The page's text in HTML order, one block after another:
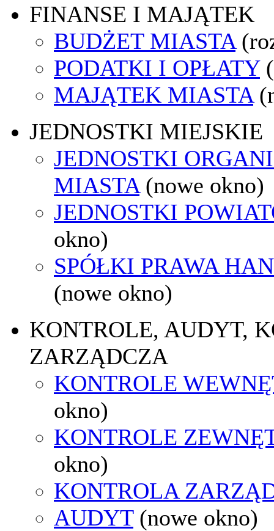
FINANSE I MAJĄTEK
BUDŻET MIASTA
PODATKI I OPŁATY
MAJĄTEK MIASTA
JEDNOSTKI MIEJSKIE
JEDNOSTKI
MIASTA (nowe okno)
JEDNOSTKI
okno)
SPÓŁKI PRAWA
(nowe okno)
KONTROLE, AUDYT,
ZARZĄDCZA
KONTROLE
okno)
KONTROLE
okno)
KONTROLA
AUDYT (nowe okno)